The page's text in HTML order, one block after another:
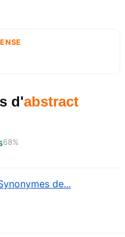
d'abstract
68%
de...